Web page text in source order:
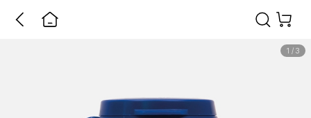
1 / 3